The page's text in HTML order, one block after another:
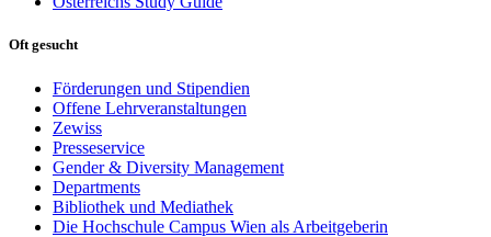
Oft gesucht
Förderungen und Stipendien
Offene Lehrveranstaltungen
Zewiss
Presseservice
Gender & Diversity Management
Departments
Bibliothek und Mediathek
Die Hochschule Campus Wien als Arbeitgeberin